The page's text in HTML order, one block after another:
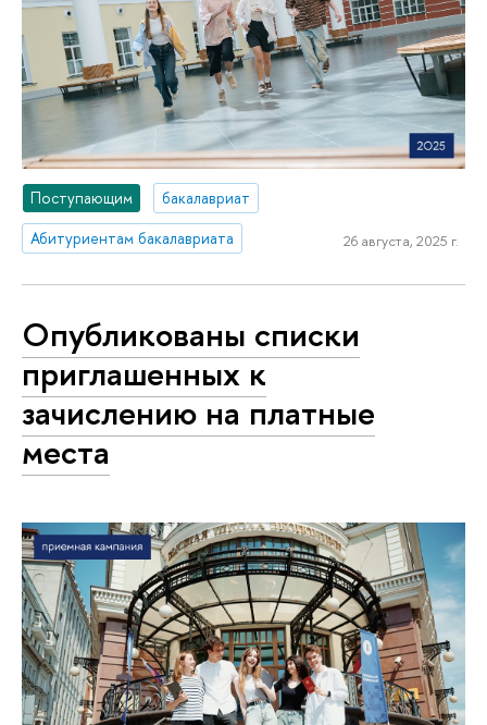
Поступающим
бакалавриат
Абитуриентам бакалавриата
26 августа, 2025 г.
Опубликованы списки
приглашенных к
зачислению на платные
места